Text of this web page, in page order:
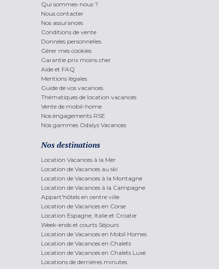
Qui sommes-nous ?
Nous contacter
Nos assurances
Conditions de vente
Données personnelles
Gérer mes cookies
Garantie prix moins cher
Aide et FAQ
Mentions légales
Guide de vos vacances
Thématiques de location vacances
Vente de mobil-home
Nos engagements RSE
Nos gammes Odalys Vacances
Nos destinations
Location Vacances à la Mer
Location de Vacances au ski
Location de Vacances à la Montagne
Location de Vacances à la Campagne
Appart'hôtels en centre ville
Location de Vacances en Corse
Location Espagne, Italie et Croatie
Week-ends et courts Séjours
Location de Vacances en Mobil Homes
Location de Vacances en Chalets
Location de Vacances en Chalets Luxe
Locations de dernières minutes